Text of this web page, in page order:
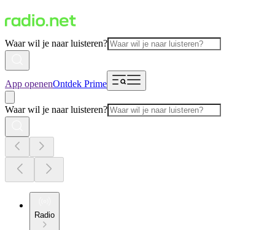
Waar wil je naar luisteren?
App openenOntdek Prime
Waar wil je naar luisteren?
Radio